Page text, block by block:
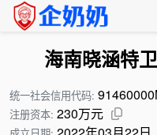
海南晓涵特
统一社会信用代码:
注册资本: 230万元